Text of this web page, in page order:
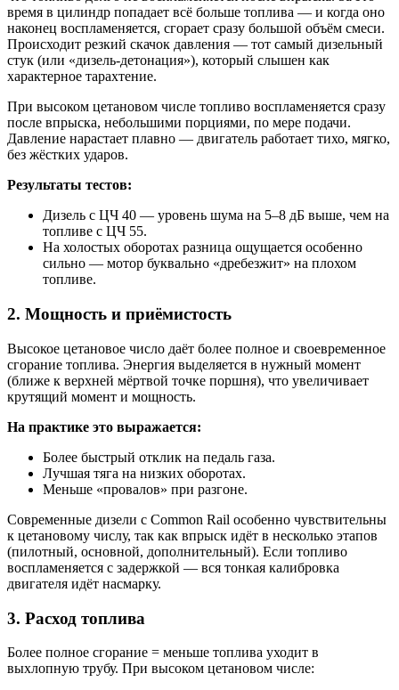
время в цилиндр попадает всё больше топлива — и когда оно
наконец воспламеняется, сгорает сразу большой объём смеси.
Происходит резкий скачок давления — тот самый дизельный
стук (или «дизель-детонация»), который слышен как
характерное тарахтение.
При высоком цетановом числе топливо воспламеняется сразу
после впрыска, небольшими порциями, по мере подачи.
Давление нарастает плавно — двигатель работает тихо, мягко,
без жёстких ударов.
Результаты тестов:
Дизель с ЦЧ 40 — уровень шума на 5–8 дБ выше, чем на
топливе с ЦЧ 55.
На холостых оборотах разница ощущается особенно
сильно — мотор буквально «дребезжит» на плохом
топливе.
2. Мощность и приёмистость
Высокое цетановое число даёт более полное и своевременное
сгорание топлива. Энергия выделяется в нужный момент
(ближе к верхней мёртвой точке поршня), что увеличивает
крутящий момент и мощность.
На практике это выражается:
Более быстрый отклик на педаль газа.
Лучшая тяга на низких оборотах.
Меньше «провалов» при разгоне.
Современные дизели с Common Rail особенно чувствительны
к цетановому числу, так как впрыск идёт в несколько этапов
(пилотный, основной, дополнительный). Если топливо
воспламеняется с задержкой — вся тонкая калибровка
двигателя идёт насмарку.
3. Расход топлива
Более полное сгорание = меньше топлива уходит в
выхлопную трубу. При высоком цетановом числе: